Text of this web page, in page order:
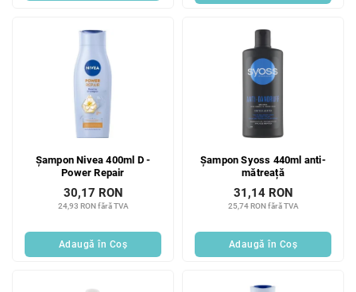
Șampon Nivea 400ml D -
Power Repair
24,93 RON fără TVA
30,17 RON
Adaugă în Coş
Șampon Syoss 440ml anti-
mătreață
25,74 RON fără TVA
31,14 RON
Adaugă în Coş